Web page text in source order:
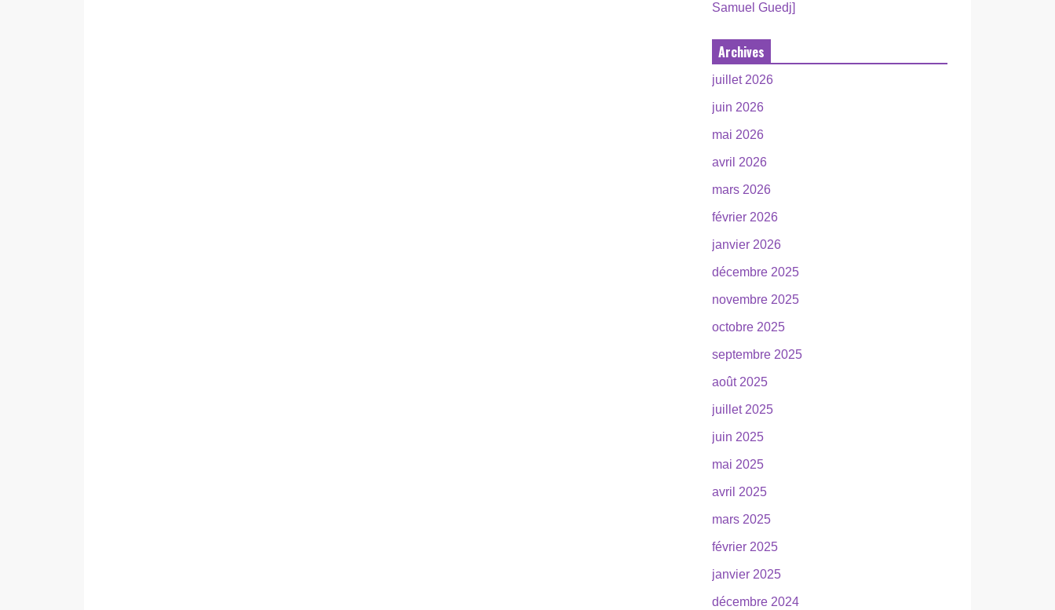
Samuel Guedj]
Archives
juillet 2026
juin 2026
mai 2026
avril 2026
mars 2026
février 2026
janvier 2026
décembre 2025
novembre 2025
octobre 2025
septembre 2025
août 2025
juillet 2025
juin 2025
mai 2025
avril 2025
mars 2025
février 2025
janvier 2025
décembre 2024